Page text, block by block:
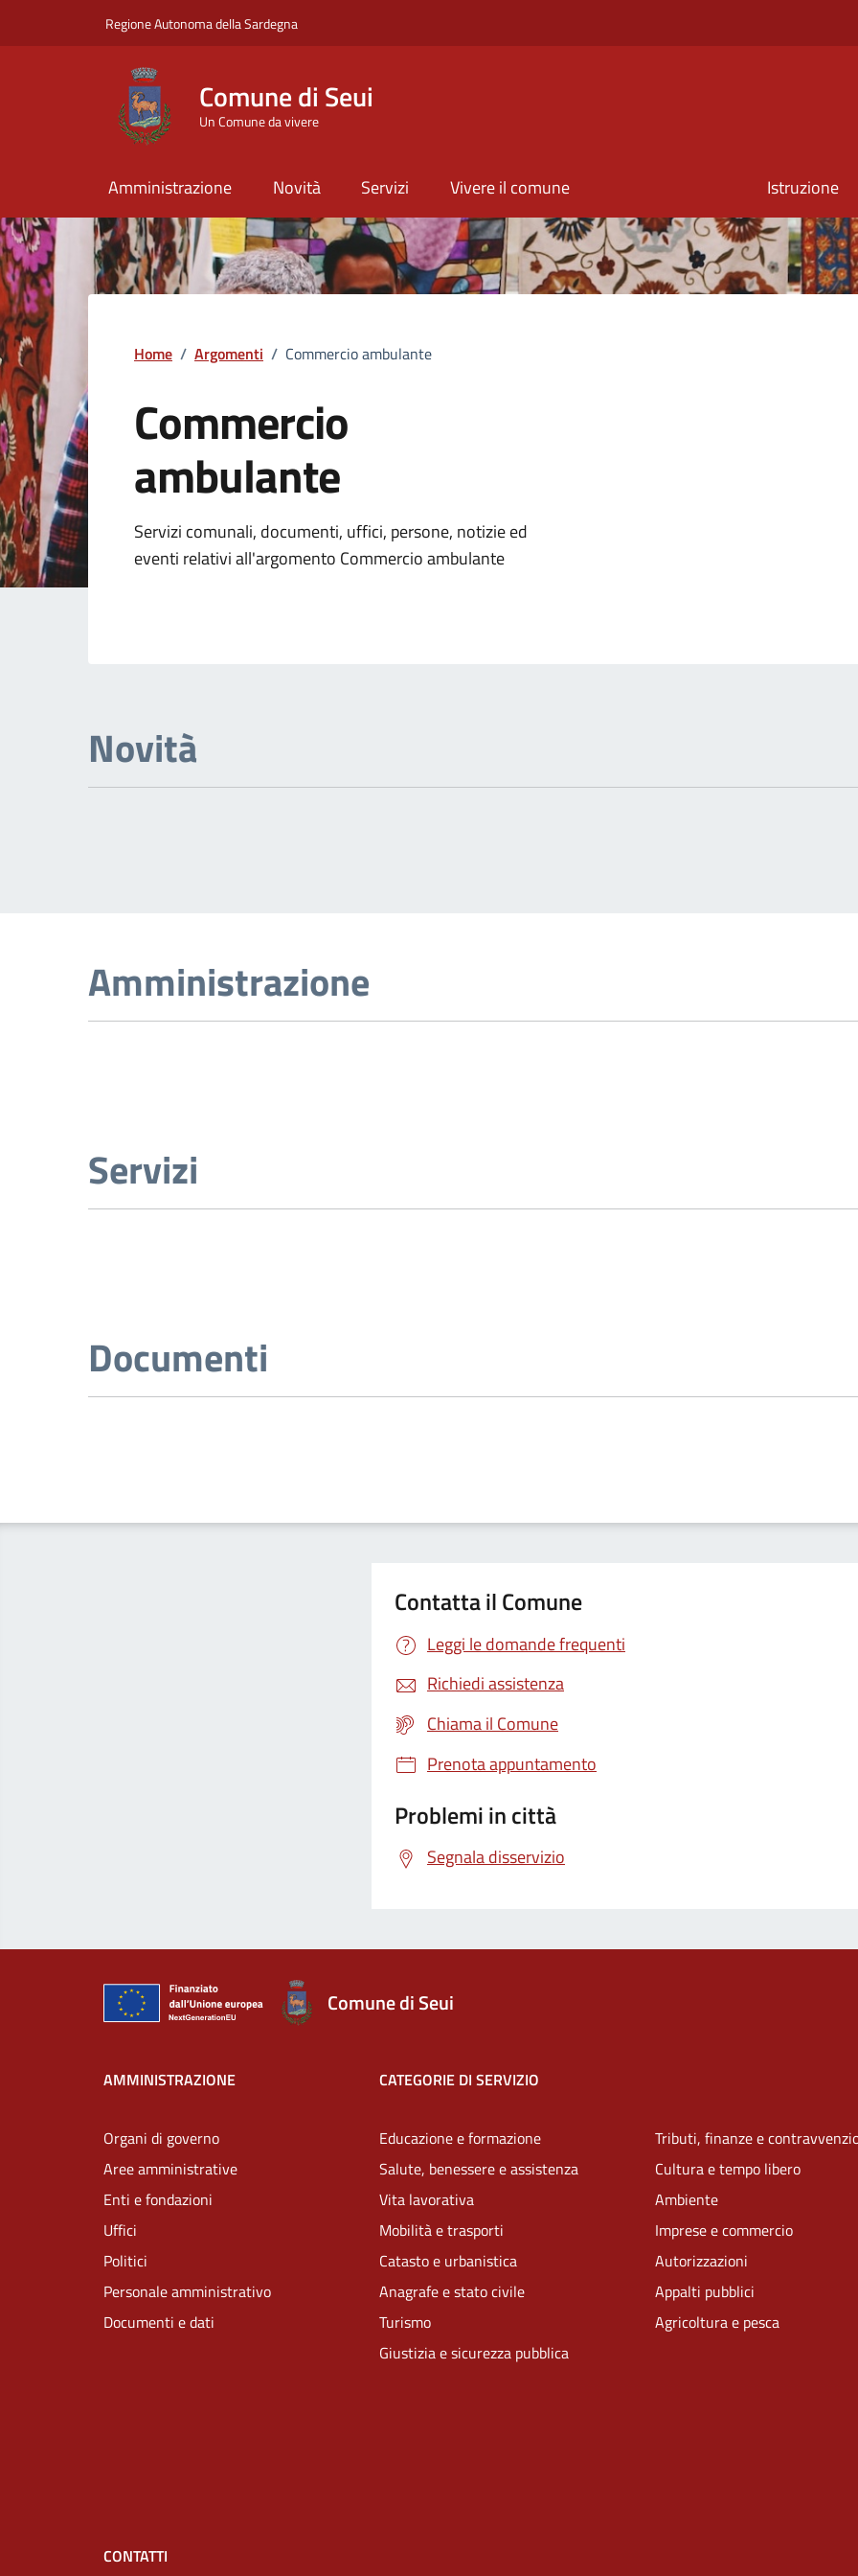
Regione Autonoma della Sardegna
Comune di Seui
Un Comune da vivere
Amministrazione Novità Servizi Vivere il comune Istruzione
Home / Argomenti / Commercio ambulante
Commercio
ambulante
Dettagli dell'argomento
Servizi comunali, documenti, uffici, persone, notizie ed
eventi relativi all'argomento Commercio ambulante
Novità
Amministrazione
Servizi
Documenti
Contatta il Comune
Leggi le domande frequenti
Richiedi assistenza
Chiama il Comune
Prenota appuntamento
Problemi in città
Segnala disservizio
Comune di Seui
AMMINISTRAZIONE
Organi di governo
Aree amministrative
Enti e fondazioni
Uffici
Politici
Personale amministrativo
Documenti e dati
CATEGORIE DI SERVIZIO
Educazione e formazione
Salute, benessere e assistenza
Vita lavorativa
Mobilità e trasporti
Catasto e urbanistica
Anagrafe e stato civile
Turismo
Giustizia e sicurezza pubblica
Tributi, finanze e
Cultura e tempo libero
Ambiente
Imprese e commercio
Autorizzazioni
Appalti pubblici
Agricoltura e pesca
CONTATTI